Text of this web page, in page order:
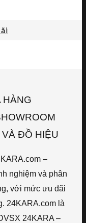
HÀNG
ĐỒ HIỆU
–
nghiệm và phân
với mức ưu đãi
24KARA.com là
24KARA –